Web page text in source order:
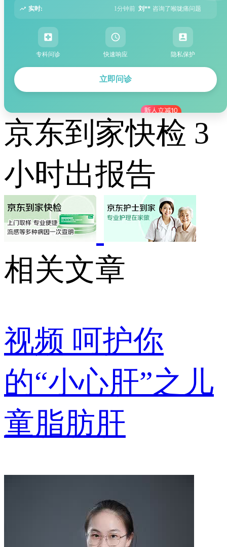
实时:
1分钟前 2分钟前 李** 咨询了湿疹问题
专科问诊 快速响应 隐私保护
立即问诊
京东到家快检 3
小时出报告
相关文章
视频 呵护你
的“小心肝”之儿
童脂肪肝